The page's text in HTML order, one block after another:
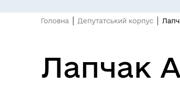
Портал місцевих податків
Головна Депутатський корпус
Лапчак